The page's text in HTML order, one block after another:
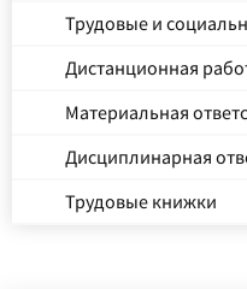
Трудовые и
Дистанционная
Материальная
Дисциплинарная
Трудовые книжки